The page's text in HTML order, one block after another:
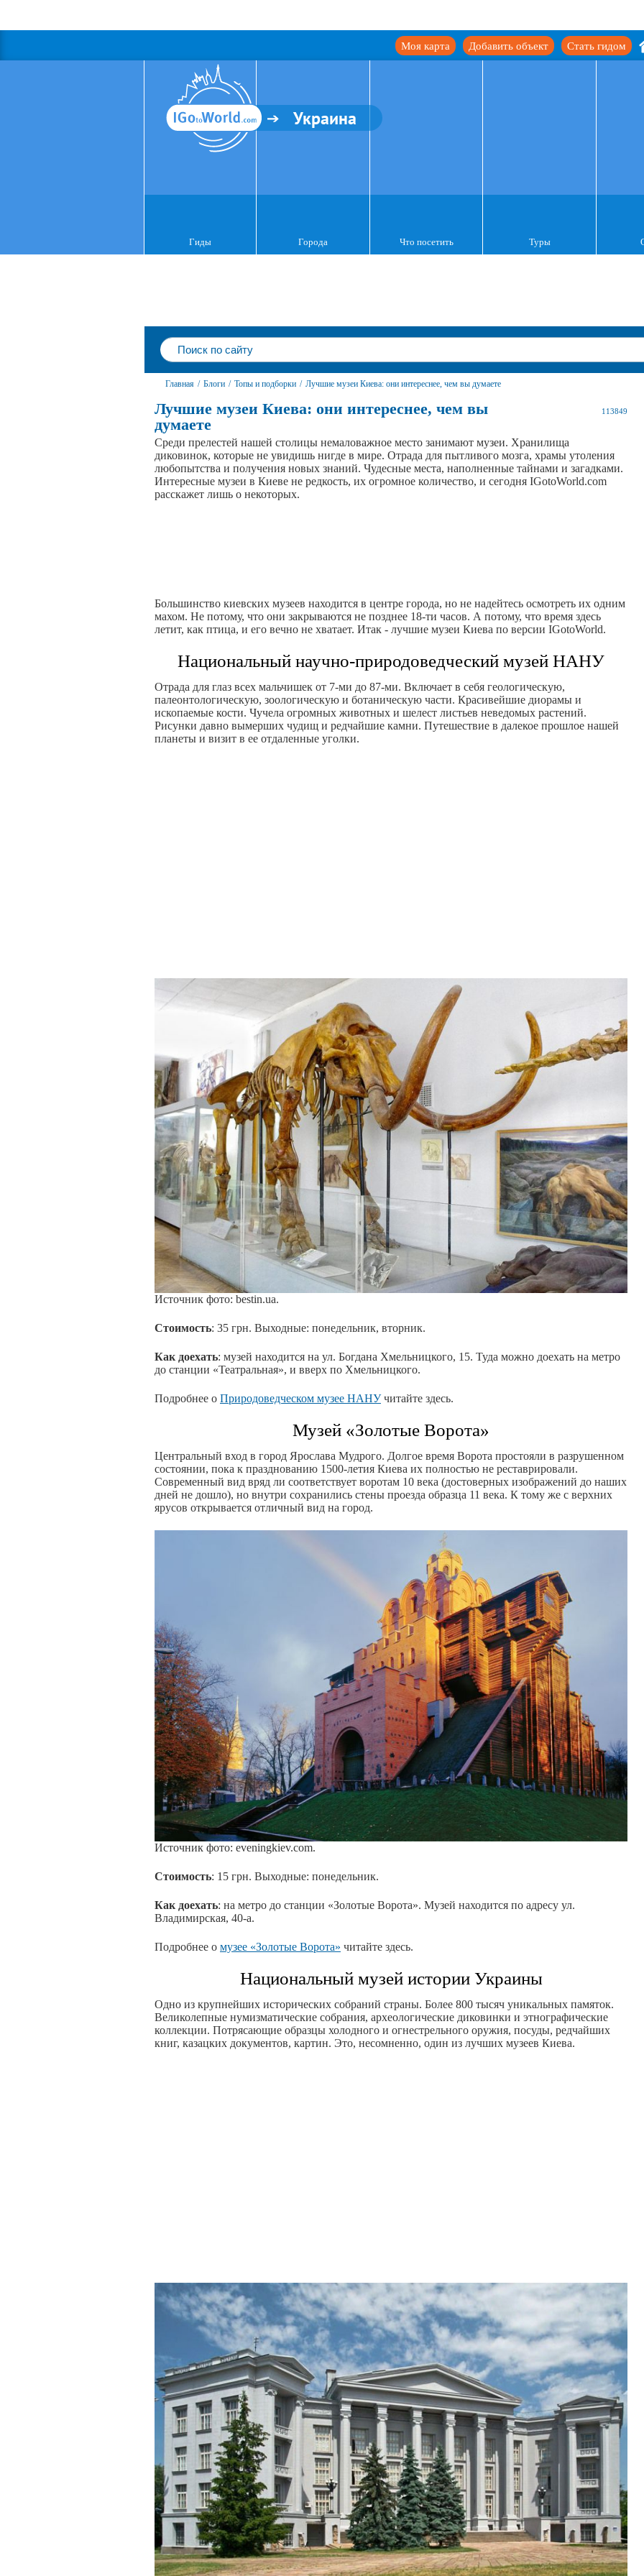
Стать гидом
Добавить объект
Моя карта
Украина
Гиды Города Что посетить Туры
Главная / Блоги / Топы и подборки / Лучшие музеи Киева: они интереснее, чем вы думаете
Лучшие музеи Киева: они интереснее, чем вы
думаете
113849
Среди прелестей нашей столицы немаловажное место занимают музеи. Хранилища
диковинок, которые не увидишь нигде в мире. Отрада для пытливого мозга, храмы утоления
любопытства и получения новых знаний. Чудесные места, наполненные тайнами и загадками.
Интересные музеи в Киеве не редкость, их огромное количество, и сегодня IGotoWorld.com
расскажет лишь о некоторых.
Большинство киевских музеев находится в центре города, но не надейтесь осмотреть их одним
махом. Не потому, что они закрываются не позднее 18-ти часов. А потому, что время здесь
летит, как птица, и его вечно не хватает. Итак - лучшие музеи Киева по версии IGotoWorld.
Национальный научно-природоведческий музей НАНУ
Отрада для глаз всех мальчишек от 7-ми до 87-ми. Включает в себя геологическую,
палеонтологическую, зоологическую и ботаническую части. Красивейшие диорамы и
ископаемые кости. Чучела огромных животных и шелест листьев неведомых растений.
Рисунки давно вымерших чудищ и редчайшие камни. Путешествие в далекое прошлое нашей
планеты и визит в ее отдаленные уголки.
Источник фото: bestin.ua.
Стоимость: 35 грн. Выходные: понедельник, вторник.
Как доехать: музей находится на ул. Богдана Хмельницкого, 15. Туда можно доехать на метро
до станции «Театральная», и вверх по Хмельницкого.
Подробнее о Природоведческом музее НАНУчитайте здесь.
Музей «Золотые Ворота»
Центральный вход в город Ярослава Мудрого. Долгое время Ворота простояли в разрушенном
состоянии, пока к празднованию 1500-летия Киева их полностью не реставрировали.
Современный вид вряд ли соответствует воротам 10 века (достоверных изображений до наших
дней не дошло), но внутри сохранились стены проезда образца 11 века. К тому же с верхних
ярусов открывается отличный вид на город.
Источник фото: eveningkiev.com.
Стоимость: 15 грн. Выходные: понедельник.
Как доехать: на метро до станции «Золотые Ворота». Музей находится по адресу ул.
Владимирская, 40-а.
Подробнее о музее «Золотые Ворота» читайте здесь.
Национальный музей истории Украины
Одно из крупнейших исторических собраний страны. Более 800 тысяч уникальных памяток.
Великолепные нумизматические собрания, археологические диковинки и этнографические
коллекции. Потрясающие образцы холодного и огнестрельного оружия, посуды, редчайших
книг, казацких документов, картин. Это, несомненно, один из лучших музеев Киева.